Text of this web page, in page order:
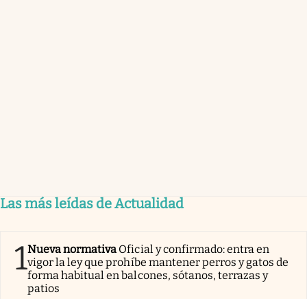
Las más leídas de Actualidad
1Nueva normativa Oficial y confirmado: entra en
vigor la ley que prohíbe mantener perros y gatos de
forma habitual en balcones, sótanos, terrazas y
patios